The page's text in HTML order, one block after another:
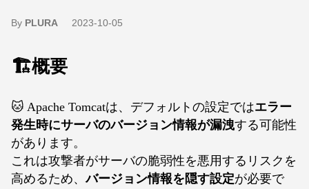
By PLURA 2023-10-05
🏗️概要
🐱 Apache Tomcatは、デフォルトの設定ではエラー
発生時にサーバのバージョン情報が漏洩する可能性
があります。
これは攻撃者がサーバの脆弱性を悪用するリスクを
高めるため、バージョン情報を隠す設定が必要で